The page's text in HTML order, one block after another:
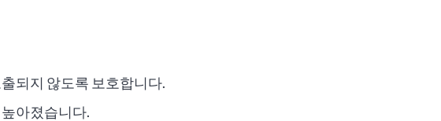
되지 않도록 보호합니다.
아졌습니다.